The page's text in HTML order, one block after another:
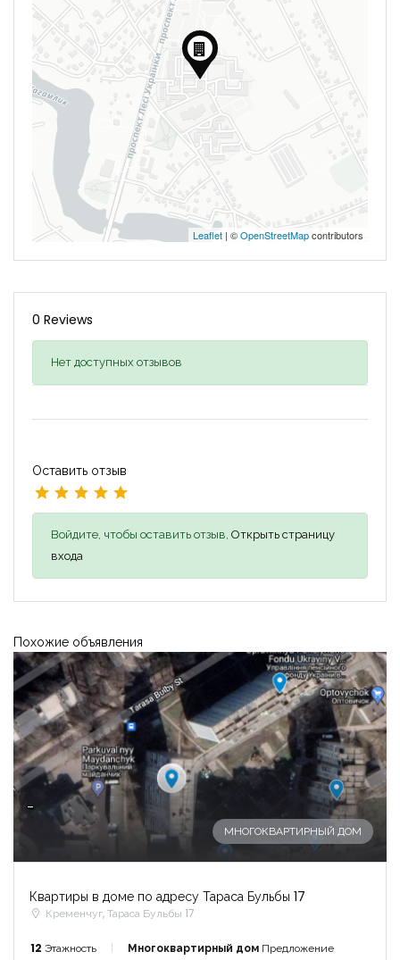
Leaflet | ©OpenStreetMapcontributors
0 Reviews
Нет доступных отзывов
Оставить отзыв
Войдите, чтобы оставить отзыв, Открыть страницу
входа
Похожие объявления
-
МНОГОКВАРТИРНЫЙ ДОМ
Квартиры в доме по адресу Тараса Бульбы 17
Кременчуг, Тараса Бульбы 17
12 Этажность Многоквартирный дом Предложение